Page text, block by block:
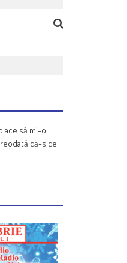
să mi-o
că-s cel